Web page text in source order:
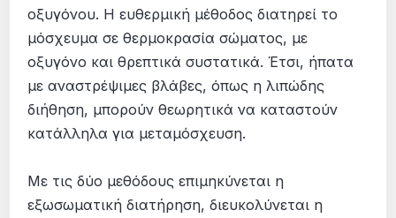
οξυγόνου. Η ευθερμική μέθοδος διατηρεί το
μόσχευμα σε θερμοκρασία σώματος, με
οξυγόνο και θρεπτικά συστατικά. Έτσι, ήπατα
με αναστρέψιμες βλάβες, όπως η λιπώδης
διήθηση, μπορούν θεωρητικά να καταστούν
κατάλληλα για μεταμόσχευση.
Με τις δύο μεθόδους επιμηκύνεται η
εξωσωματική διατήρηση, διευκολύνεται η